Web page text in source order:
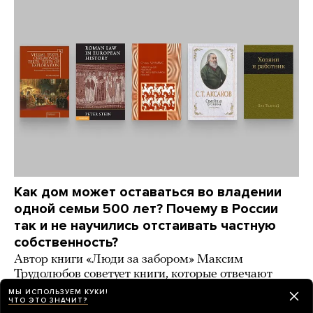
Как дом может оставаться во владении
одной семьи 500 лет? Почему в России
так и не научились отстаивать частную
собственность?
Автор книги «Люди за забором» Максим
Трудолюбов советует книги, которые отвечают
на эти вопросы
МЫ ИСПОЛЬЗУЕМ КУКИ!
ЧТО ЭТО ЗНАЧИТ?